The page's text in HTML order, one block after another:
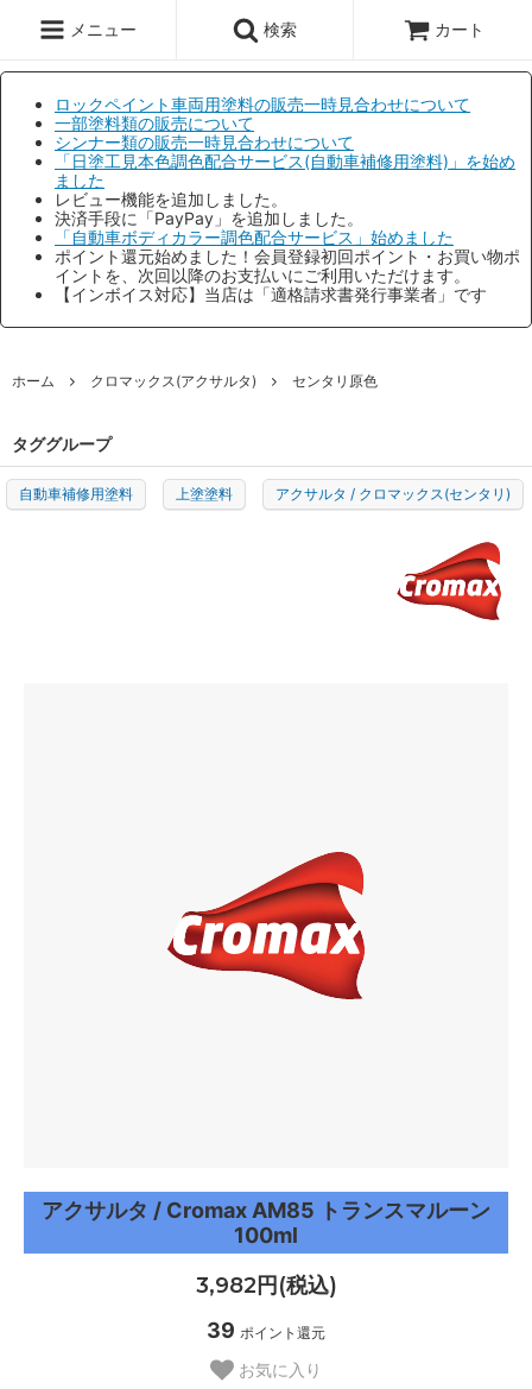
メニュー 検索 カート
ロックペイント車両用塗料の販売一時見合わせについて
一部塗料類の販売について
シンナー類の販売一時見合わせについて
「日塗工見本色調色配合サービス(自動車補修用塗料)」を始め
ました
レビュー機能を追加しました。
決済手段に「PayPay」を追加しました。
「自動車ボディカラー調色配合サービス」始めました
ポイント還元始めました！会員登録初回ポイント・お買い物ポ
イントを、次回以降のお支払いにご利用いただけます。
【インボイス対応】当店は「適格請求書発行事業者」です
ホーム クロマックス(アクサルタ) センタリ原色
タググループ
自動車補修用塗料 上塗塗料 アクサルタ / クロマックス(センタリ)
アクサルタ / Cromax AM85 トランスマルーン
100ml
3,982円(税込)
39 ポイント還元
お気に入り